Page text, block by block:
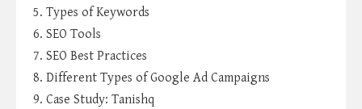
5. Types of Keywords
6. SEO Tools
7. SEO Best Practices
8. Different Types of Google Ad Campaigns
9. Case Study: Tanishq